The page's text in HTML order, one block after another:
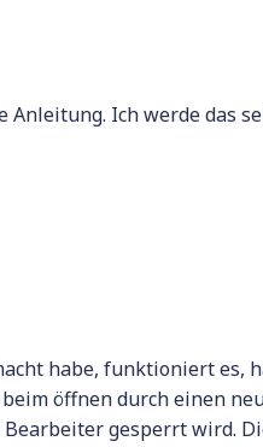
Ich werde das
habe, funktioniert es,
öffnen durch einen
gesperrt wird.